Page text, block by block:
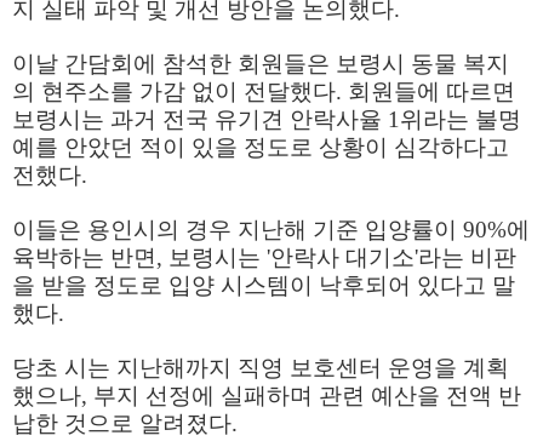
지 실태 파악 및 개선 방안을 논의했다.
이날 간담회에 참석한 회원들은 보령시 동물 복지
의 현주소를 가감 없이 전달했다. 회원들에 따르면
보령시는 과거 전국 유기견 안락사율 1위라는 불명
예를 안았던 적이 있을 정도로 상황이 심각하다고
전했다.
이들은 용인시의 경우 지난해 기준 입양률이 90%에
육박하는 반면, 보령시는 '안락사 대기소'라는 비판
을 받을 정도로 입양 시스템이 낙후되어 있다고 말
했다.
당초 시는 지난해까지 직영 보호센터 운영을 계획
했으나, 부지 선정에 실패하며 관련 예산을 전액 반
납한 것으로 알려졌다.